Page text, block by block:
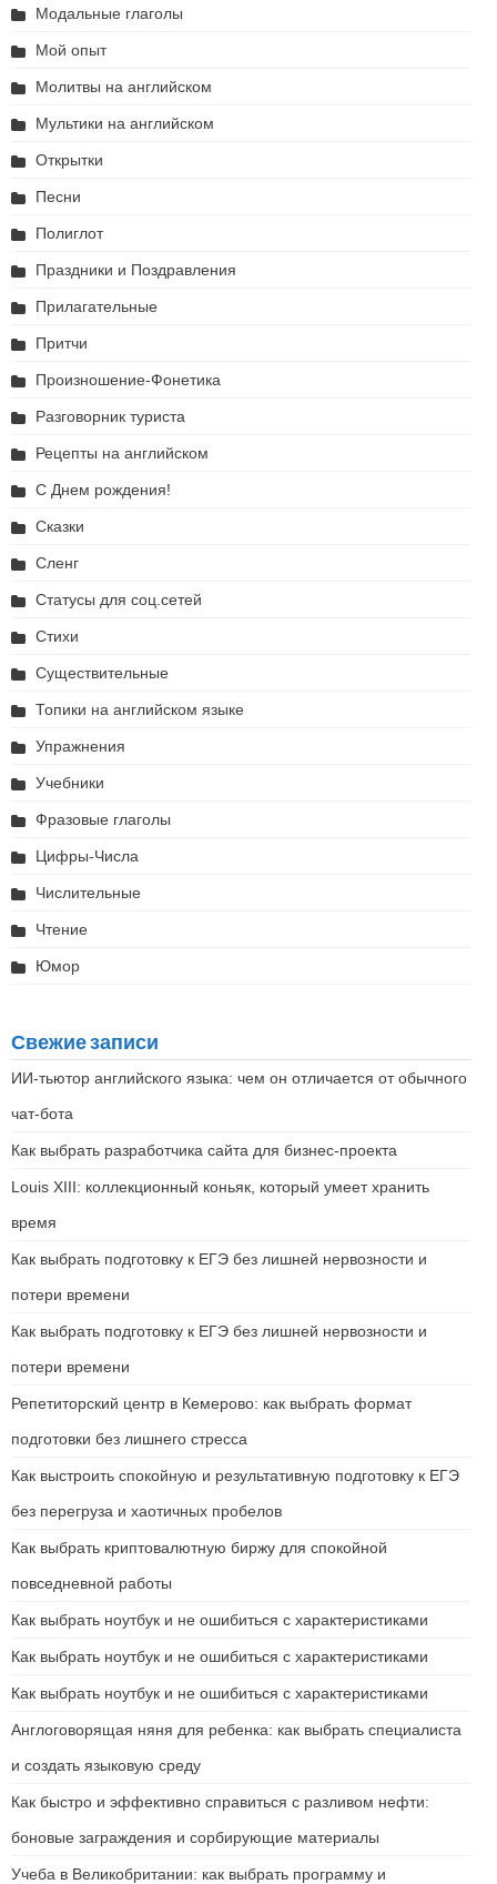
Модальные глаголы
Мой опыт
Молитвы на английском
Мультики на английском
Открытки
Песни
Полиглот
Праздники и Поздравления
Прилагательные
Притчи
Произношение-Фонетика
Разговорник туриста
Рецепты на английском
С Днем рождения!
Сказки
Сленг
Статусы для соц.сетей
Стихи
Существительные
Топики на английском языке
Упражнения
Учебники
Фразовые глаголы
Цифры-Числа
Числительные
Чтение
Юмор
Свежие записи
ИИ-тьютор английского языка: чем он отличается от обычного
чат-бота
Как выбрать разработчика сайта для бизнес-проекта
Louis XIII: коллекционный коньяк, который умеет хранить
время
Как выбрать подготовку к ЕГЭ без лишней нервозности и
потери времени
Как выбрать подготовку к ЕГЭ без лишней нервозности и
потери времени
Репетиторский центр в Кемерово: как выбрать формат
подготовки без лишнего стресса
Как выстроить спокойную и результативную подготовку к ЕГЭ
без перегруза и хаотичных пробелов
Как выбрать криптовалютную биржу для спокойной
повседневной работы
Как выбрать ноутбук и не ошибиться с характеристиками
Как выбрать ноутбук и не ошибиться с характеристиками
Как выбрать ноутбук и не ошибиться с характеристиками
Англоговорящая няня для ребенка: как выбрать специалиста
и создать языковую среду
Как быстро и эффективно справиться с разливом нефти:
боновые заграждения и сорбирующие материалы
Учеба в Великобритании: как выбрать программу и